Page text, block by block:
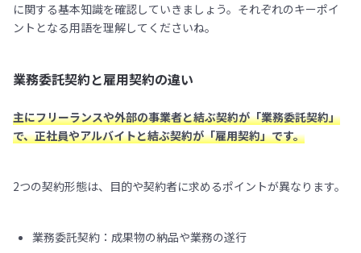
に関する基本知識を確認していきましょう。それぞれのキーポイ
ントとなる用語を理解してくださいね。
業務委託契約と雇用契約の違い
主にフリーランスや外部の事業者と結ぶ契約が「業務委託契約」
で、正社員やアルバイトと結ぶ契約が「雇用契約」です。
2つの契約形態は、目的や契約者に求めるポイントが異なります。
業務委託契約：成果物の納品や業務の遂行